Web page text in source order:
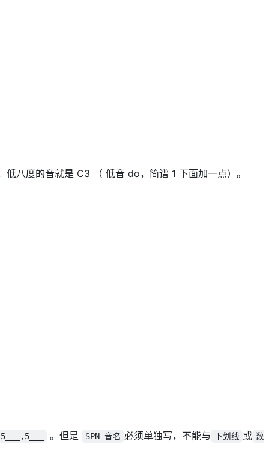
八度的音就是 C3 （ 低音 do，简谱 1 下面加一点）。
5___,5___ 。但是 SPN 音名 必须单独写，不能与 下划线 或 数